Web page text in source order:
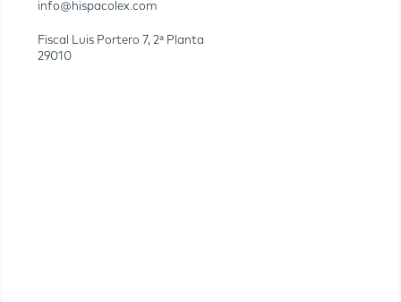
info@hispacolex.com
Fiscal Luis Portero 7, 2ª Planta
29010